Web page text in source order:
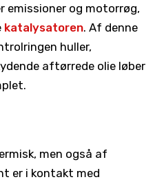
emissioner og motorrøg,
katalysatoren. Af denne
huller,
aftørrede olie løber
men også af
er i kontakt med